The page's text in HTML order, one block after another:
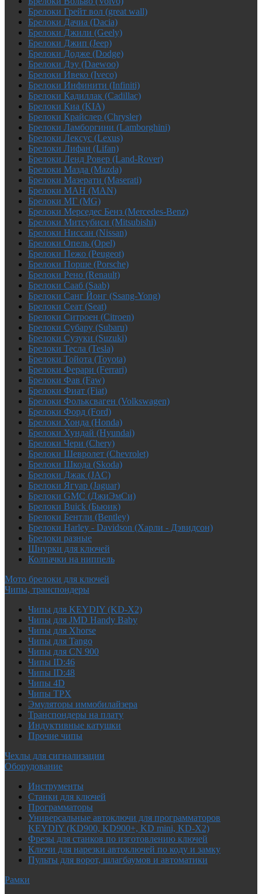
Брелоки Грейт вол (great wall)
Брелоки Дачиа (Dacia)
Брелоки Джили (Geely)
Брелоки Джип (Jeep)
Брелоки Додже (Dodge)
Брелоки Дэу (Daewoo)
Брелоки Ивеко (Iveco)
Брелоки Инфинити (Infiniti)
Брелоки Кадиллак (Cadillac)
Брелоки Киа (KIA)
Брелоки Крайслер (Chrysler)
Брелоки Ламборгини (Lamborghini)
Брелоки Лексус (Lexus)
Брелоки Лифан (Lifan)
Брелоки Ленд Ровер (Land-Rover)
Брелоки Мазда (Mazda)
Брелоки Мазерати (Maserati)
Брелоки МАН (MAN)
Брелоки МГ (MG)
Брелоки Мерседес Бенз (Mercedes-Benz)
Брелоки Митсубиси (Mitsubishi)
Брелоки Ниссан (Nissan)
Брелоки Опель (Opel)
Брелоки Пежо (Peugeot)
Брелоки Порше (Porsche)
Брелоки Рено (Renault)
Брелоки Сааб (Saab)
Брелоки Санг Йонг (Ssang-Yong)
Брелоки Сеат (Seat)
Брелоки Ситроен (Citroen)
Брелоки Субару (Subaru)
Брелоки Сузуки (Suzuki)
Брелоки Тесла (Tesla)
Брелоки Тойота (Toyota)
Брелоки Ферари (Ferrari)
Брелоки Фав (Faw)
Брелоки Фиат (Fiat)
Брелоки Фольксваген (Volkswagen)
Брелоки Форд (Ford)
Брелоки Хонда (Honda)
Брелоки Хундай (Hyundai)
Брелоки Чери (Chery)
Брелоки Шевролет (Chevrolet)
Брелоки Шкода (Skoda)
Брелоки Джак (JAC)
Брелоки Ягуар (Jaguar)
Брелоки GMC (ДжиЭмСи)
Брелоки Buick (Бьюик)
Брелоки Бентли (Bentley)
Брелоки Harley - Davidson (Харли - Дэвидсон)
Брелоки разные
Шнурки для ключей
Колпачки на ниппель
Мото брелоки для ключей
Чипы, транспондеры
Чипы для KEYDIY (KD-X2)
Чипы для JMD Handy Baby
Чипы для Xhorse
Чипы для Tango
Чипы для CN 900
Чипы ID:46
Чипы ID:48
Чипы 4D
Чипы TPX
Эмуляторы иммобилайзера
Транспондеры на плату
Индуктивные катушки
Прочие чипы
Чехлы для сигнализации
Оборудование
Инструменты
Cтанки для ключей
Программаторы
Универсальные автоключи для программаторов
KEYDIY (KD900, KD900+, KD mini, KD-X2)
Фрезы для станков по изготовлению ключей
Ключи для нарезки автоключей по коду и замку
Пульты для ворот, шлагбаумов и автоматики
Рамки